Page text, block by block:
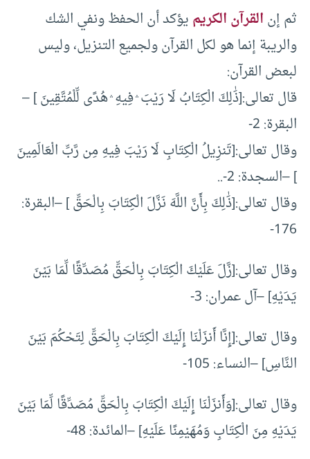
ثم إنالقرآن الكريميؤكد أن الحفظ ونفي الشك
والريبة إنما هو لكل القرآن ولجميع التنزيل، وليس
لبعض القرآن:
قال تعالى:[ذَٰلِكَ الْكِتَابُ لَا رَيْبَ ۛ فِيهِ ۛ هُدًى لِّلْمُتَّقِينَ ] –
البقرة: 2-
وقال تعالى:[تَنزِيلُ الْكِتَابِ لَا رَيْبَ فِيهِ مِن رَّبِّ الْعَالَمِينَ
] –السجدة: 2-..
وقال تعالى:[ذَٰلِكَ بِأَنَّ اللَّهَ نَزَّلَ الْكِتَابَ بِالْحَقِّ ] –البقرة:
176-
وقال تعالى:[زَّلَ عَلَيْكَ الْكِتَابَ بِالْحَقِّ مُصَدِّقًا لِّمَا بَيْنَ
يَدَيْهِ] –آل عمران: 3-
وقال تعالى:[إِنَّا أَنزَلْنَا إِلَيْكَ الْكِتَابَ بِالْحَقِّ لِتَحْكُمَ بَيْنَ
النَّاسِ] –النساء: 105-
وقال تعالى:[وَأَنزَلْنَا إِلَيْكَ الْكِتَابَ بِالْحَقِّ مُصَدِّقًا لِّمَا بَيْنَ
يَدَيْهِ مِنَ الْكِتَابِ وَمُهَيْمِنًا عَلَيْهِ] –المائدة: 48-